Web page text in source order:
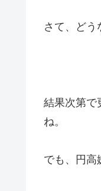
さて、どう
結果次第で
ね。
でも、円高